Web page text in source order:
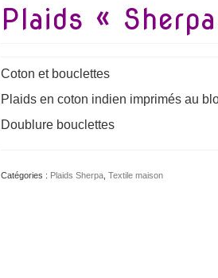
Plaids «
Coton et bouclettes
Plaids en coton indien imprimés au
Doublure bouclettes
Catégories : Plaids Sherpa, Textile maison